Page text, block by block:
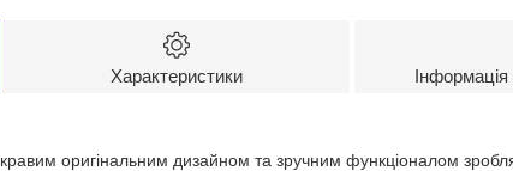
Характеристики
оригінальним дизайном та зручним функціоналом